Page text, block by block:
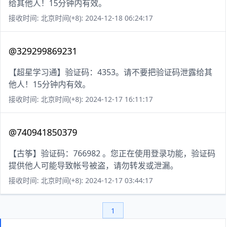
给其他人！15分钟内有效。
接收时间: 北京时间(+8): 2024-12-18 06:24:17
@329299869231
【超星学习通】验证码：4353。请不要把验证码泄露给其
他人！15分钟内有效。
接收时间: 北京时间(+8): 2024-12-17 16:11:17
@740941850379
【古筝】验证码：766982 。您正在使用登录功能，验证码
提供他人可能导致帐号被盗，请勿转发或泄漏。
接收时间: 北京时间(+8): 2024-12-17 03:44:17
1